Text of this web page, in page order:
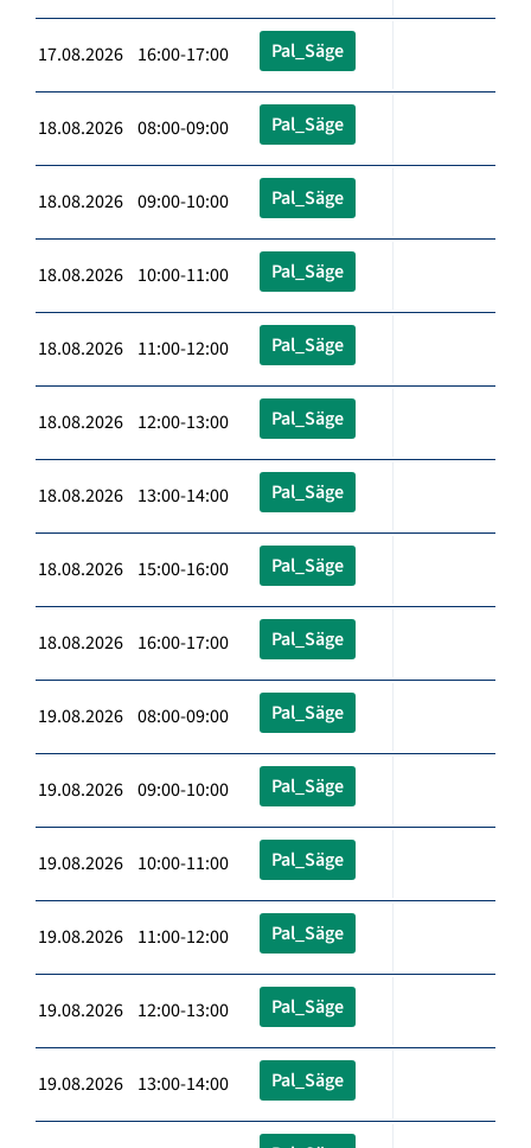
17.08.2026 16:00-17:00 Pal_Säge
18.08.2026 08:00-09:00 Pal_Säge
18.08.2026 09:00-10:00 Pal_Säge
18.08.2026 10:00-11:00 Pal_Säge
18.08.2026 11:00-12:00 Pal_Säge
18.08.2026 12:00-13:00 Pal_Säge
18.08.2026 13:00-14:00 Pal_Säge
18.08.2026 15:00-16:00 Pal_Säge
18.08.2026 16:00-17:00 Pal_Säge
19.08.2026 08:00-09:00 Pal_Säge
19.08.2026 09:00-10:00 Pal_Säge
19.08.2026 10:00-11:00 Pal_Säge
19.08.2026 11:00-12:00 Pal_Säge
19.08.2026 12:00-13:00 Pal_Säge
19.08.2026 13:00-14:00 Pal_Säge